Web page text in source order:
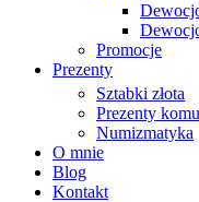
Promocje
Prezenty
Sztabki złota
Prezenty
Numizmatyka
O mnie
Blog
Kontakt